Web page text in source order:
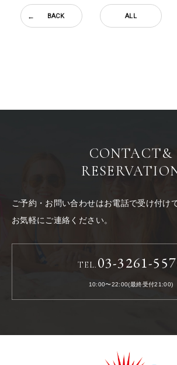
BACK ALL
CONTACT&
ご予約・お問い合わせはお電話で受け付け
お気軽にご連絡ください。
TEL. 03-3261-
10:00〜22:00(最終受付21:00)